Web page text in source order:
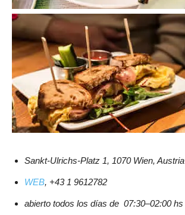
Sankt-Ulrichs-Platz 1, 1070 Wien, Austria
WEB, +43 1 9612782
abierto todos los días de 07:30–02:00 hs